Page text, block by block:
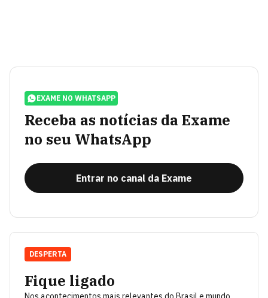
EXAME NO WHATSAPP
Receba as notícias da Exame
no seu WhatsApp
Entrar no canal da Exame
Fique ligado
DESPERTA